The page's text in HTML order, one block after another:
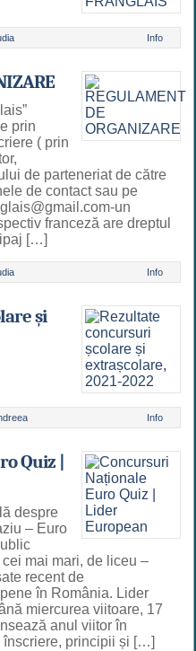
Info
prin
( prin
de parteneriat de către
de contact sau pe
un
franceză are dreptul
[…]
Info
și
Info
Quiz |
despre
– Euro
mai mari, de liceu –
recent de
în România. Lider
miercurea viitoare, 17
anul viitor în
înscriere, principii și […]